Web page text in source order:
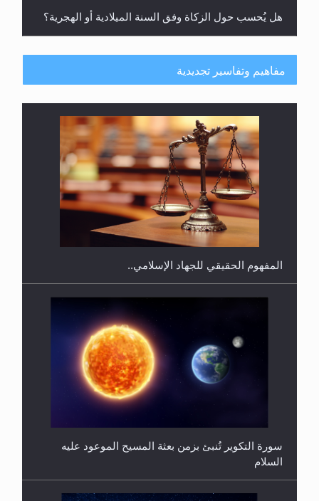
هل يُحسب حول الزكاة وفق السنة الميلادية أو الهجرية؟
هل يجوز فتح مشروع كوافير نسائي للمحجبات وغير
المحجبات؟
فتوى أمير المؤمنين الميرزا مسرور أحمد أيده الله في
أطفال الأنابيب وتحديد جنس المولود..
مفاهيم وتفاسير تجديدية
المفهوم الحقيقي للجهاد الإسلامي..
سورة التكوير تُنبئ بزمن بعثة المسيح الموعود عليه
السلام